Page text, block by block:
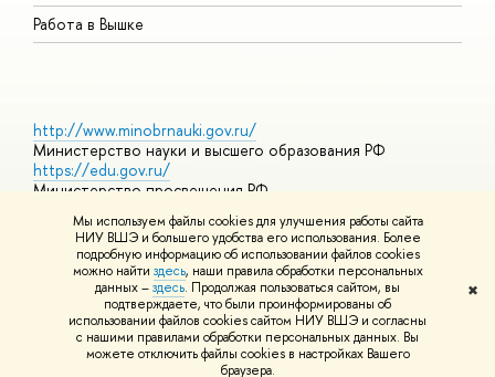
Мы используем файлы cookies для улучшения работы сайта
НИУ ВШЭ и большего удобства его использования. Более
подробную информацию об использовании файлов cookies
можно найти здесь, наши правила обработки персональных
данных –здесь. Продолжая пользоваться сайтом, вы
подтверждаете, что были проинформированы об
использовании файлов cookies сайтом НИУ ВШЭ и согласны
с нашими правилами обработки персональных данных. Вы
можете отключить файлы cookies в настройках Вашего
браузера.
✖
Работа в Вышке
http://www.minobrnauki.gov.ru/
Министерство науки и высшего образования РФ
https://edu.gov.ru/
Министерство просвещения РФ
https://elearning.hse.ru/mooc
Массовые открытые онлайн-курсы
© НИУ ВШЭ 1993–2026 Адреса и контактыУсловия
использования материалов Политика конфиденциальности
Шрифты HSE Sans и HSE Slab разработаны вШколе дизайна НИУ